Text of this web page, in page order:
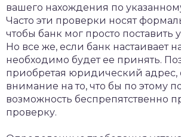
вашего нахождения по
Часто эти проверки носят
чтобы банк мог просто поставить
Но все же, если банк настаивает
необходимо будет ее принять.
приобретая юридический адрес,
внимание на то, что бы по этому
возможность беспрепятственно
проверку.